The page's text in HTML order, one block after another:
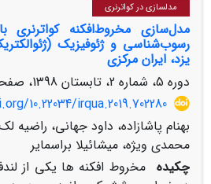
های حاصل از پارینه لرزه شناسی،
ساختی، ژئوالکتریکی ارائه شده در
که افراز جنوب اشتهارد نه
چین خوردگی در سازند سرخ
ماهیت ریخت شناسی افراز جنوب
این بعنوان گسله جنوب اشتهارد
خوردگی یک خمیدگی ساده لایه ها
شدگی حاکم بر این قسمت از
سنوزوئیک پسین حاصل شده است.
مدلسازی در کواترنری
مدل‌سازی مخروط‌افکنه کواترنری
رسوب‌شناسی و ژئوفیزیک
یزد، ایران مرکزی
دوره 5، شماره 2، تابستان 1398، صفحه
10.22034/irqua.2019.702280
بهنام پاشازاده، داود جهانی،
محمدی ویژه، میشائیلا براسمایر
چکیده مخروط افکنه ها یکی از